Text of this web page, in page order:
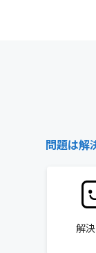
問題は解
解